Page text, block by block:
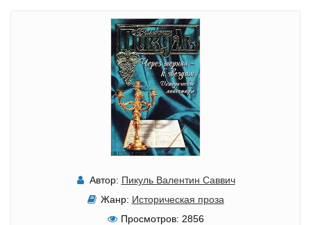
Автор: Пикуль Валентин Саввич
Жанр: Историческая проза
Просмотров: 2856